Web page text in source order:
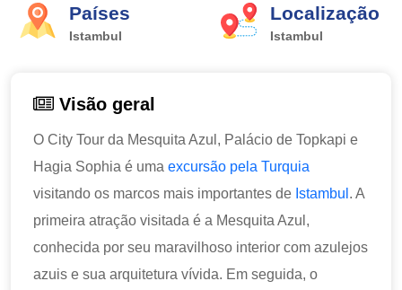
Países
Istambul
Localização
Istambul
Visão geral
O City Tour da Mesquita Azul, Palácio de Topkapi e
Hagia Sophia é uma excursão pela Turquia
visitando os marcos mais importantes de Istambul . A
primeira atração visitada é a Mesquita Azul,
conhecida por seu maravilhoso interior com azulejos
azuis e sua arquitetura vívida. Em seguida, o